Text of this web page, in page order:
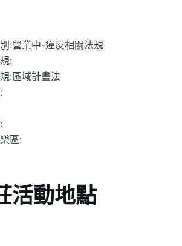
:營業中-違反相關法規
:
:區域計畫法
區:
活動地點